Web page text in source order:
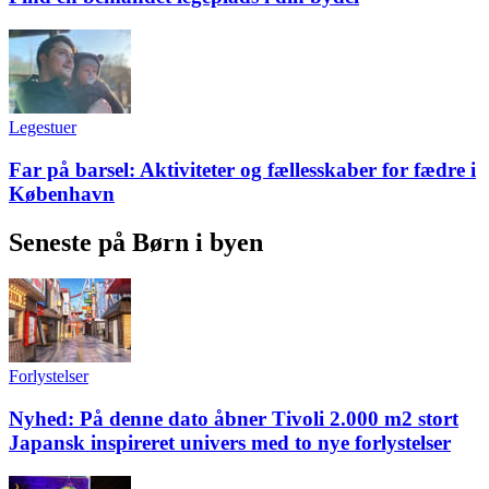
Legestuer
Far på barsel: Aktiviteter og fællesskaber for fædre i
København
Seneste på Børn i byen
Forlystelser
Nyhed: På denne dato åbner Tivoli 2.000 m2 stort
Japansk inspireret univers med to nye forlystelser